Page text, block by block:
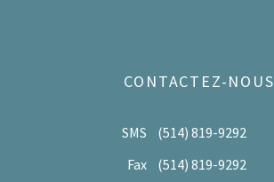
CONTACTEZ-NOUS
SMS
(514) 819-9292
Fax
(514) 819-9292